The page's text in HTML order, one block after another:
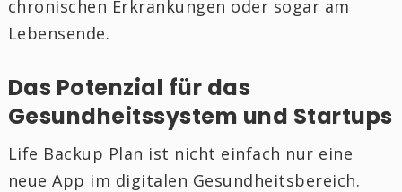
chronischen Erkrankungen oder sogar am
Lebensende.
Das Potenzial für das
Gesundheitssystem und Startups
Life Backup Plan ist nicht einfach nur eine
neue App im digitalen Gesundheitsbereich.